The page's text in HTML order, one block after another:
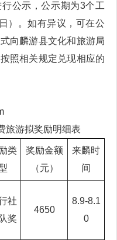
公示，公示期为3个工
）。如有异议，可在公
向麟游县文化和旅游局
照相关规定兑现相应的
旅游拟奖励明细表
类
奖励金额
（元）
来麟时
间
社
奖
4650
8.9-8.1
0